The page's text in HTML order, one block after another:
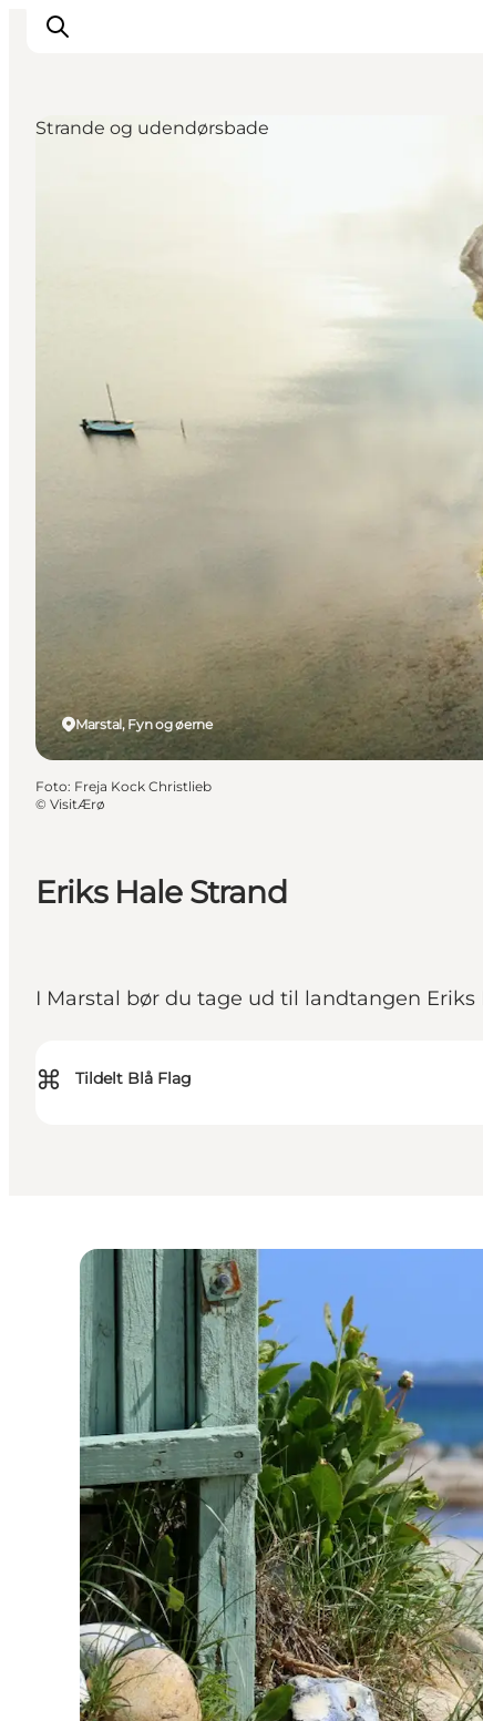
Eriks Hale Strand
I Marstal bør du tage ud til landtangen
⌘ Tildelt Blå Flag
Marstal, Fyn og øerne
Strande og udendørsbade
Foto: Freja Kock Christlieb
© VisitÆrø